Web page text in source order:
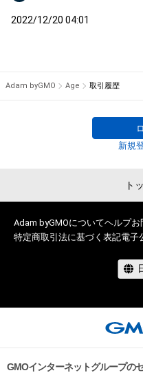
2022/12/20 04:01
Adam byGMO Age 取引履歴
新規
ト
Adam byGMOについてヘルプお
特定商取引法に基づく表記電子
GMOインターネットグループの